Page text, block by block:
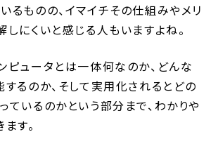
るものの、イマイチその仕組みやメリ
しにくいと感じる人もいますよね。
ピュータとは一体何なのか、どんな
するのか、そして実用化されるとどの
ているのかという部分まで、わかりや
す。